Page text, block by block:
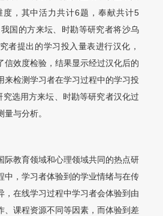
，其中活力共计6题，奉献共计5
国的方来坛、时勘等研究者将沙乌
者提出的学习投入量表进行汉化，
信效度检验，结果显示经过汉化后的
来检测学习者在学习过程中的学习投
究选用方来坛、时勘等研究者汉化过
与分析。
际教育领域和心理领域共同的热点研
中，学习者体验到的学业情绪与在传
，在线学习过程中学习者会体验到由
、课程资源不同等因素，而体验到差